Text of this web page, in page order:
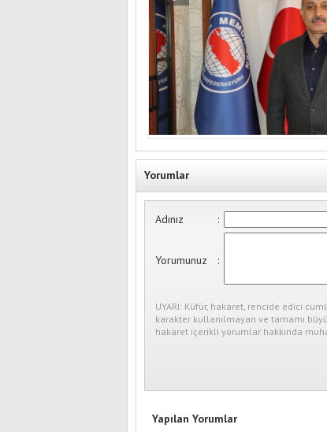
Yorumlar
Adınız :
Yorumunuz :
UYARI: Küfür, hakaret, rencide edici
karakter kullanılmayan ve tamamı
hakaret içerikli yorumlar hakkında
Yapılan Yorumlar